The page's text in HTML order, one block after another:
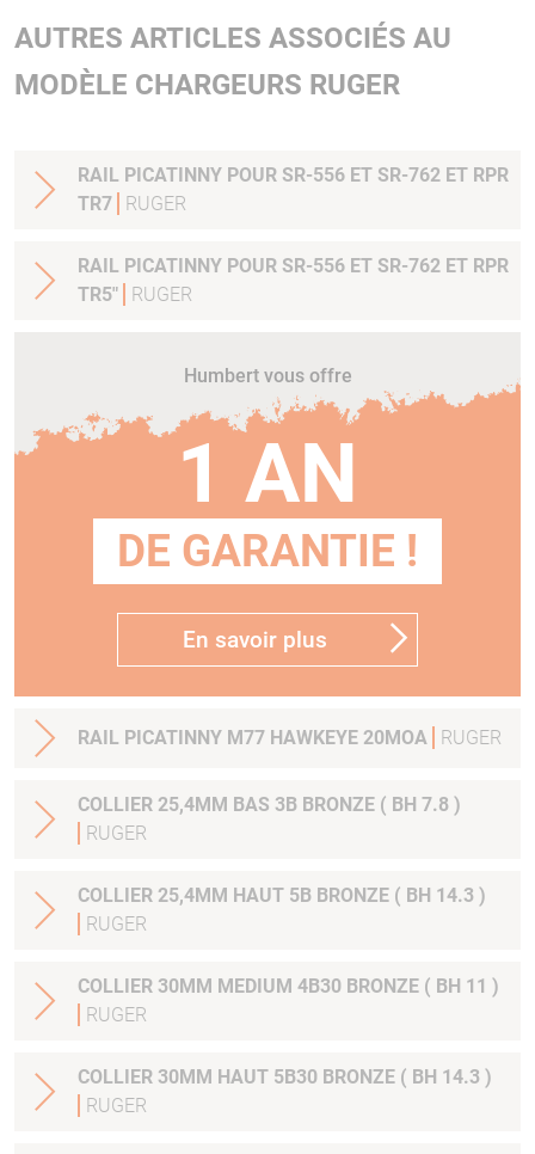
AUTRES ARTICLES ASSOCIÉS AU
MODÈLE CHARGEURS RUGER
RAIL PICATINNY POUR SR-556 ET SR-762 ET RPR
TR7
RUGER
RAIL PICATINNY POUR SR-556 ET SR-762 ET RPR
TR5"
RUGER
Humbert vous offre
1 AN
DE GARANTIE !
En savoir plus
RAIL PICATINNY M77 HAWKEYE 20MOA RUGER
COLLIER 25,4MM BAS 3B BRONZE ( BH 7.8 )
RUGER
COLLIER 25,4MM HAUT 5B BRONZE ( BH 14.3 )
RUGER
COLLIER 30MM MEDIUM 4B30 BRONZE ( BH 11 )
RUGER
COLLIER 30MM HAUT 5B30 BRONZE ( BH 14.3 )
RUGER